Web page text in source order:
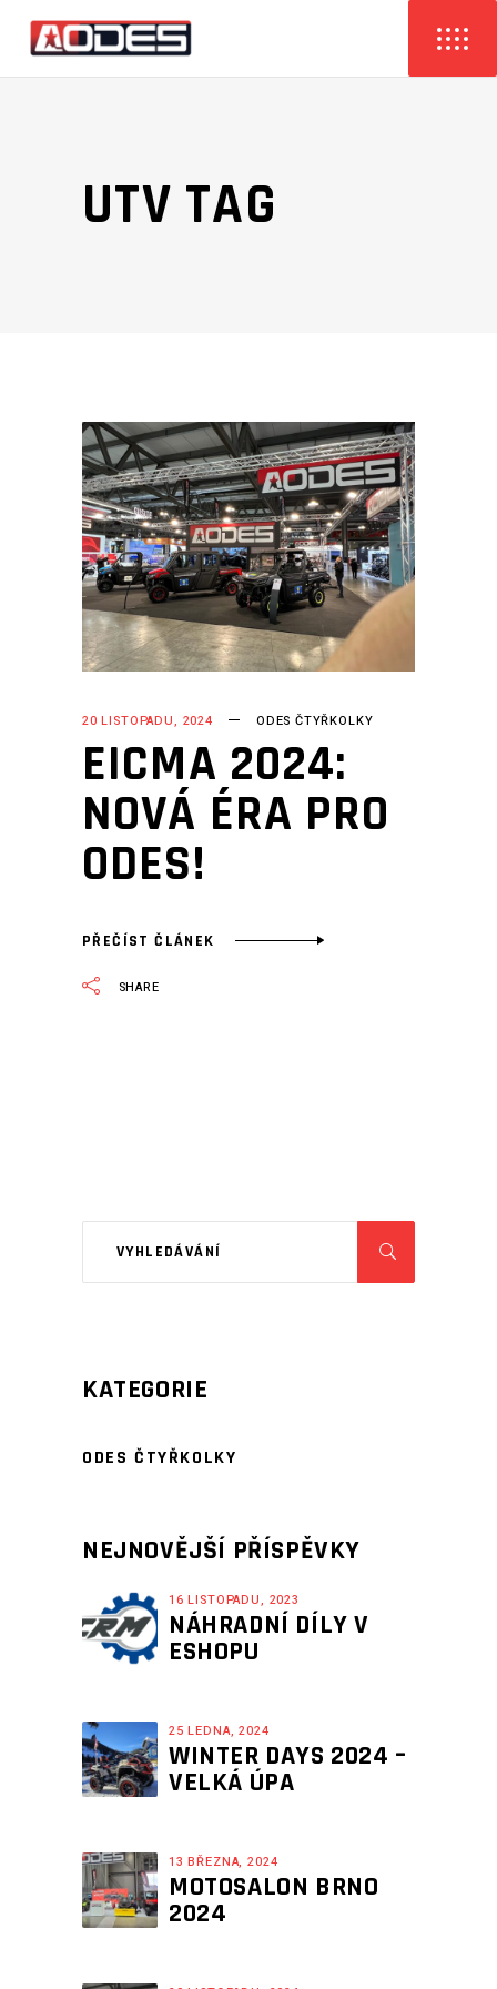
UTV TAG
20 LISTOPADU, 2024 ODES ČTYŘKOLKY
EICMA 2024:
NOVÁ ÉRA PRO
ODES!
PŘEČÍST ČLÁNEK
SHARE
KATEGORIE
ODES ČTYŘKOLKY
NEJNOVĚJŠÍ PŘÍSPĚVKY
16 LISTOPADU, 2023
NÁHRADNÍ DÍLY V
ESHOPU
25 LEDNA, 2024
WINTER DAYS 2024 –
VELKÁ ÚPA
13 BŘEZNA, 2024
MOTOSALON BRNO
2024